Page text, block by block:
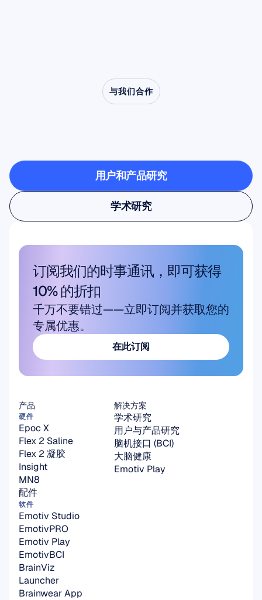
与我们合作
验室时有什么可能
用户和产品研究
用户和产品研究
学术研究
学术研究
订阅我们的时事通讯，即可获得
10% 的折扣
千万不要错过——立即订阅并获取您的
专属优惠。
在此订阅
解决方案
学术研究
用户与产品研究
脑机接口 (BCI)
大脑健康
Emotiv Play
产品
硬件
Epoc X
Flex 2 Saline
Flex 2 凝胶
Insight
MN8
配件
软件
Emotiv Studio
EmotivPRO
Emotiv Play
EmotivBCI
BrainViz
Launcher
Brainwear App